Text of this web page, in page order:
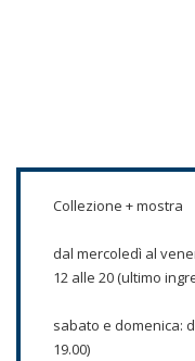
Collezione + mostra
dal mercoledì al
12 alle 20 (ultimo
sabato e domenica:
19.00)